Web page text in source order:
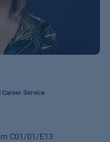
Service
C01/01/E13